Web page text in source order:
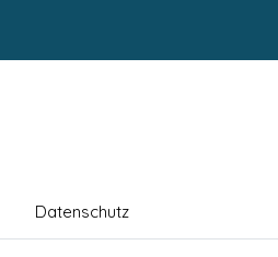
Datenschutz